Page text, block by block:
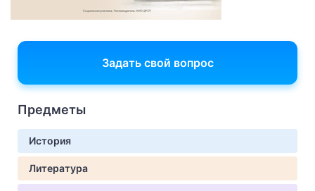
Задать свой вопрос
Предметы
История
Литература